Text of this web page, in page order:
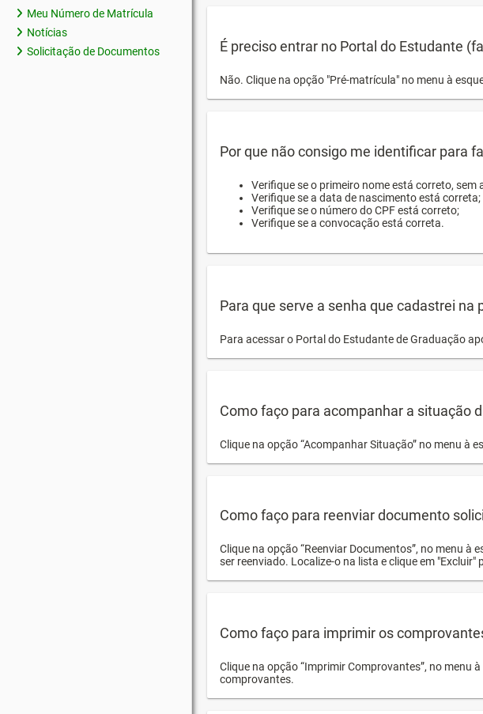
Meu Número de Matrícula
Notícias
Solicitação de Documentos
É preciso entrar no Portal do Estudante
Não. Clique na opção "Pré-matrícula" no menu à
Por que não consigo me identificar para
Verifique se o primeiro nome está correto, sem
Verifique se a data de nascimento está correta;
Verifique se o número do CPF está correto;
Verifique se a convocação está correta.
Para que serve a senha que cadastrei na
Para acessar o Portal do Estudante de Graduação
Como faço para acompanhar a situação
Clique na opção “Acompanhar Situação” no menu à
Como faço para reenviar documento
Clique na opção “Reenviar Documentos”, no menu
ser reenviado. Localize-o na lista e clique em
Como faço para imprimir os
Clique na opção “Imprimir Comprovantes”, no menu
comprovantes.